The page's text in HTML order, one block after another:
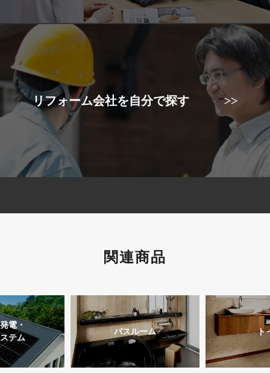
リフォーム会社を自分で探す
関連商品
電・
テム
バスルーム ト